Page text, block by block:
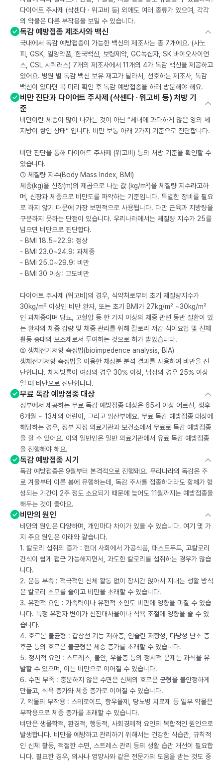
다이어트 주사제 (삭센다 · 위고비 등) 외에도 여러 종류가 있으며, 각각
의 약물은 다른 부작용을 보일 수 있습니다.
독감 예방접종 제조사와 백신
국내에서 독감 예방접종이 가능한 백신의 제조사는 총 7개에요. (사노
피, GSK, 일양약품, 한국백신, 보령제약, GC녹십자, SK 바이오사이언
스, CSL 시퀴러스) 7개의 제조사에서 11개의 4가 독감 백신을 제공하고
있어요. 병원 별 독감 백신 보유 재고가 달라서, 선호하는 제조사, 독감
백신이 있다면 꼭 미리 확인 후 독감 예방접종을 하러 방문해야 해요.
비만 진단과 다이어트 주사제 (삭센다 · 위고비 등) 처방 기
준
비만이란 체중이 많이 나가는 것이 아닌 “체내에 과다하게 많은 양의 체
지방이 쌓인 상태” 입니다. 비만 보통 아래 2가지 기준으로 진단합니다.
비만 진단을 통해 다이어트 주사제 (위고비) 등의 처방 기준을 확인할 수
있습니다.
① 체질량 지수(Body Mass Index, BMI)
체중(kg)을 신장(m)의 제곱으로 나눈 값 (kg/m²)을 체질량 지수라고하
며, 신장과 체중으로 비만도를 파악하는 기준입니다. 특별한 장비를 필요
로 하지 않기 때문에 가장 보편적으로 사용됩니다. 다만 근육과 지방량을
구분하지 못하는 단점이 있습니다. 우리나라에서는 체질량 지수가 25를
넘으면 비만으로 진단합다.
- BMI 18.5~22.9: 정상
- BMI 23.0~24.9: 과체중
- BMI 25.0~29.9: 비만
- BMI 30 이상: 고도비만
다이어트 주사제 (위고비)의 경우, 식약처로부터 초기 체질량지수가
30kg/m² 이상인 비만 환자, 또는 초기 BMI가 27kg/m² ~30kg/m²
인 과체중이며 당뇨, 고혈압 등 한 가지 이상의 체중 관련 동반 질환이 있
는 환자의 체중 감량 및 체중 관리를 위해 칼로리 저감 식이요법 및 신체
활동 증대의 보조제로서 투여하는 것으로 허가 받았습니다.
② 생체전기저항 측정법(bioimpedence analysis, BIA)
생체전기저항 측정법을 이용한 체성분 분석 결과를 사용하여 비만을 진
단합니다. 체지방률이 여성의 경우 30% 이상, 남성의 경우 25% 이상
일 때 비만으로 진단합니다.
무료 독감 예방접종 대상
정부에서 제공하는 무료 독감 예방접종 대상은 65세 이상 어르신, 생후
6개월 ~ 13세의 어린이, 그리고 임산부에요. 무료 독감 예방접종 대상에
해당하는 경우, 정부 지정 의료기관과 보건소에서 무료로 독감 예방접종
을 할 수 있어요. 이외 일반인은 일반 의료기관에서 유료 독감 예방접종
을 진행해야 해요.
독감 예방접종 시기
독감 예방접종은 9월부터 본격적으로 진행돼요. 우리나라의 독감은 주
로 겨울부터 이른 봄에 유행하는데, 독감 주사를 접종하더라도 항체가 형
성되는 기간이 2주 정도 소요되기 때문에 늦어도 11월까지는 예방접종을
해두는 것이 좋아요.
비만의 원인
비만의 원인은 다양하며, 개인마다 차이가 있을 수 있습니다. 여기 몇 가
지 주요 원인은 아래와 같습니다.
1. 칼로리 섭취의 증가 : 현대 사회에서 가공식품, 패스트푸드, 고칼로리
간식이 쉽게 접근 가능해지면서, 과도한 칼로리를 섭취하는 경우가 많습
니다.
2. 운동 부족 : 적극적인 신체 활동 없이 장시간 앉아서 지내는 생활 방식
은 칼로리 소모를 줄이고 비만을 초래할 수 있습니다.
3. 유전적 요인 : 가족력이나 유전적 소인도 비만에 영향을 미칠 수 있습
니다. 특정 유전자 변이가 신진대사율이나 식욕 조절에 영향을 줄 수 있
습니다.
4. 호르몬 불균형 : 갑상선 기능 저하증, 인슐린 저항성, 다낭성 난소 증
후군 등의 호르몬 불균형은 체중 증가를 초래할 수 있습니다.
5. 정서적 요인 : 스트레스, 불안, 우울증 등의 정서적 문제는 과식을 유
발할 수 있으며, 이는 비만으로 이어질 수 있습니다.
6. 수면 부족 : 충분하지 않은 수면은 신체의 호르몬 균형을 불안정하게
만들고, 식욕 증가와 체중 증가로 이어질 수 있습니다.
7. 약물의 부작용 : 스테로이드, 항우울제, 당뇨병 치료제 등 일부 약물은
부작용으로 체중 증가를 초래할 수 있습니다.
비만은 생물학적, 환경적, 행동적, 사회경제적 요인의 복합적인 원인으로
발생합니다. 비만을 예방하고 관리하기 위해서는 건강한 식습관, 규칙적
인 신체 활동, 적절한 수면, 스트레스 관리 등의 생활 습관 개선이 필요합
니다. 필요한 경우, 의사나 영양사와 같은 전문가의 도움을 받는 것도 중